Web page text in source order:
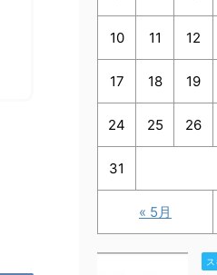
« 5月
10 11 12
17 18 19
24 25 26
31